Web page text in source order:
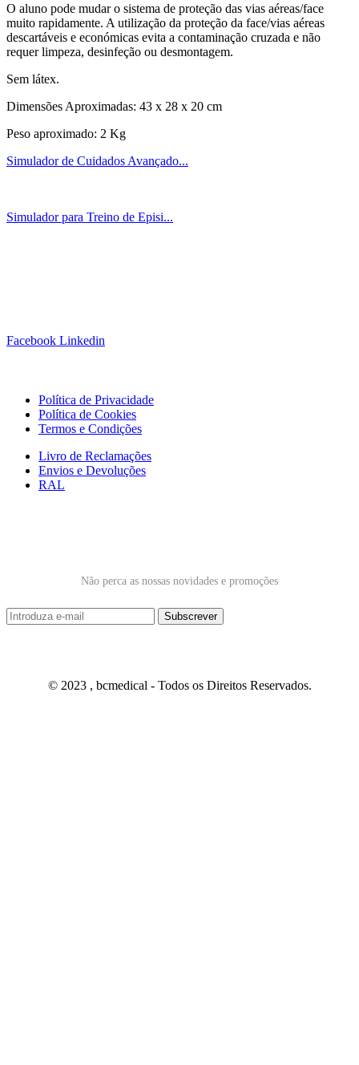
O aluno pode mudar o sistema de proteção das vias aéreas/face
muito rapidamente. A utilização da proteção da face/vias aéreas
descartáveis e económicas evita a contaminação cruzada e não
requer limpeza, desinfeção ou desmontagem.
Sem látex.
Dimensões Aproximadas: 43 x 28 x 20 cm
Peso aproximado: 2 Kg
Simulador de Cuidados Avançado...
Simulador para Treino de Episi...
Facebook Linkedin
Política de Privacidade
Política de Cookies
Termos e Condições
Livro de Reclamações
Envios e Devoluções
RAL
Não perca as nossas novidades e promoções
© 2023 , bcmedical - Todos os Direitos Reservados.